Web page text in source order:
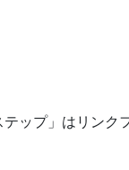
ップ」はリンク